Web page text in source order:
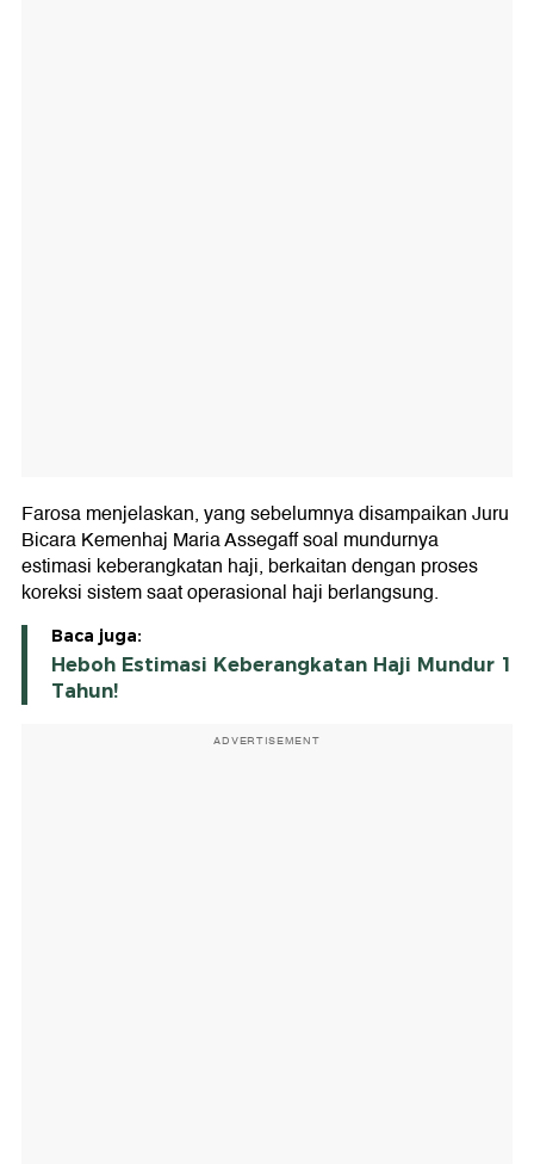
Farosa menjelaskan, yang sebelumnya disampaikan Juru
Bicara Kemenhaj Maria Assegaff soal mundurnya
estimasi keberangkatan haji, berkaitan dengan proses
koreksi sistem saat operasional haji berlangsung.
Baca juga:
Heboh Estimasi Keberangkatan Haji Mundur 1
Tahun!
ADVERTISEMENT